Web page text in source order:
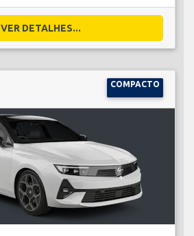
VER DETALHES...
COMPACTO